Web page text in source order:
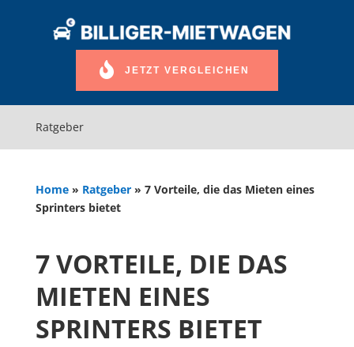
JETZT VERGLEICHEN
Ratgeber
Home» Ratgeber» 7 Vorteile, die das Mieten eines
Sprinters bietet
7 VORTEILE, DIE DAS
MIETEN EINES
SPRINTERS BIETET